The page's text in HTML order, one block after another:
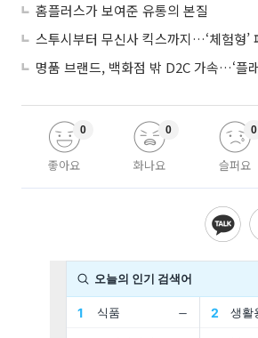
홈플러스가 보여준 유통의 본질
좋아요
0
화나요
0
슬퍼요
0